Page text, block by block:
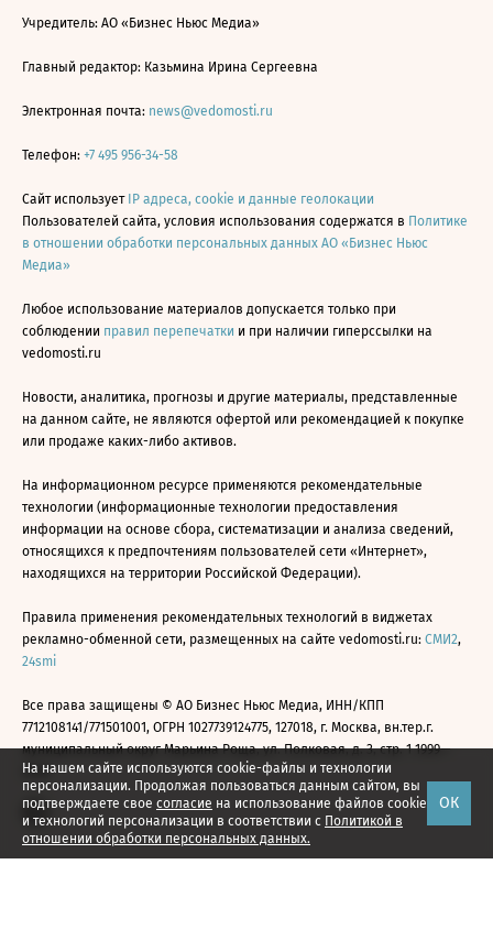
На нашем сайте используются cookie-файлы и технологии
персонализации. Продолжая пользоваться данным сайтом, вы
подтверждаете свое согласие на использование файлов cookie
и технологий персонализации в соответствии с Политикой в
отношении обработки персональных данных.
ОК
Учредитель: АО «Бизнес Ньюс Медиа»
Главный редактор: Казьмина Ирина Сергеевна
Электронная почта: news@vedomosti.ru
Телефон: +7 495 956-34-58
Сайт использует IP адреса, cookie и данные геолокации
Пользователей сайта, условия использования содержатся в Политике
в отношении обработки персональных данных АО «Бизнес Ньюс
Медиа»
Любое использование материалов допускается только при
соблюдении правил перепечатки и при наличии гиперссылки на
vedomosti.ru
Новости, аналитика, прогнозы и другие материалы, представленные
на данном сайте, не являются офертой или рекомендацией к покупке
или продаже каких-либо активов.
На информационном ресурсе применяются рекомендательные
технологии (информационные технологии предоставления
информации на основе сбора, систематизации и анализа сведений,
относящихся к предпочтениям пользователей сети «Интернет»,
находящихся на территории Российской Федерации).
Правила применения рекомендательных технологий в виджетах
рекламно-обменной сети, размещенных на сайте vedomosti.ru: СМИ2,
24smi
Все права защищены © АО Бизнес Ньюс Медиа, ИНН/КПП
7712108141/771501001, ОГРН 1027739124775, 127018, г. Москва, вн.тер.г.
муниципальный округ Марьина Роща, ул. Полковая, д. 3, стр. 1 1999—
2026